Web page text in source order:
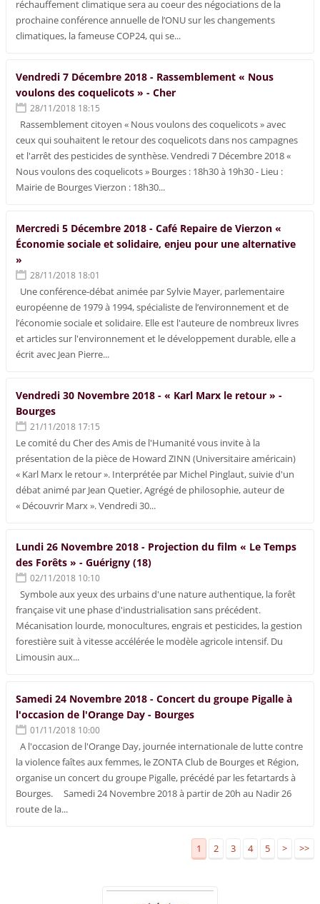
réchauffement climatique sera au coeur des négociations de la
prochaine conférence annuelle de l’ONU sur les changements
climatiques, la fameuse COP24, qui se...
Vendredi 7 Décembre 2018 - Rassemblement « Nous
voulons des coquelicots » - Cher
28/11/2018 18:15
Rassemblement citoyen « Nous voulons des coquelicots » avec
ceux qui souhaitent le retour des coquelicots dans nos campagnes
et l'arrêt des pesticides de synthèse. Vendredi 7 Décembre 2018 «
Nous voulons des coquelicots » Bourges : 18h30 à 19h30 - Lieu :
Mairie de Bourges Vierzon : 18h30...
Mercredi 5 Décembre 2018 - Café Repaire de Vierzon «
Économie sociale et solidaire, enjeu pour une alternative
»
28/11/2018 18:01
Une conférence-débat animée par Sylvie Mayer, parlementaire
européenne de 1979 à 1994, spécialiste de l’environnement et de
l’économie sociale et solidaire. Elle est l'auteure de nombreux livres
et articles sur l'environnement et le développement durable, elle a
écrit avec Jean Pierre...
Vendredi 30 Novembre 2018 - « Karl Marx le retour » -
Bourges
21/11/2018 17:15
Le comité du Cher des Amis de l'Humanité vous invite à la
présentation de la pièce de Howard ZINN (Universitaire américain)
« Karl Marx le retour ». Interprétée par Michel Pinglaut, suivie d'un
débat animé par Jean Quetier, Agrégé de philosophie, auteur de
« Découvrir Marx ». Vendredi 30...
Lundi 26 Novembre 2018 - Projection du film « Le Temps
des Forêts » - Guérigny (18)
02/11/2018 10:10
Symbole aux yeux des urbains d'une nature authentique, la forêt
française vit une phase d'industrialisation sans précédent.
Mécanisation lourde, monocultures, engrais et pesticides, la gestion
forestière suit à vitesse accélérée le modèle agricole intensif. Du
Limousin aux...
Samedi 24 Novembre 2018 - Concert du groupe Pigalle à
l'occasion de l'Orange Day - Bourges
01/11/2018 10:00
A l'occasion de l'Orange Day, journée internationale de lutte contre
la violence faîtes aux femmes, le ZONTA Club de Bourges et Région,
organise un concert du groupe Pigalle, précédé par les fetartards à
Bourges. Samedi 24 Novembre 2018 à partir de 20h au Nadir 26
route de la...
1 2 3 4 5 > >>